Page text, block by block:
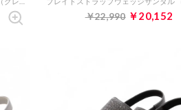
￥22,990 ￥20,152